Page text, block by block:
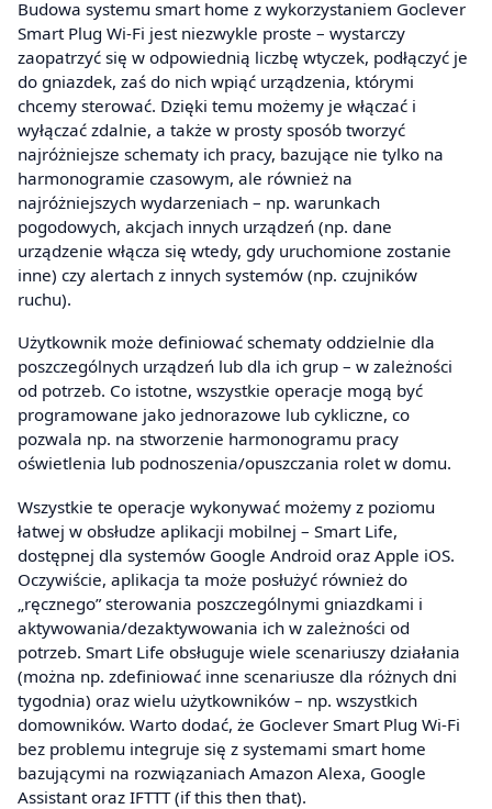
Budowa systemu smart home z wykorzystaniem Goclever
Smart Plug Wi-Fi jest niezwykle proste – wystarczy
zaopatrzyć się w odpowiednią liczbę wtyczek, podłączyć je
do gniazdek, zaś do nich wpiąć urządzenia, którymi
chcemy sterować. Dzięki temu możemy je włączać i
wyłączać zdalnie, a także w prosty sposób tworzyć
najróżniejsze schematy ich pracy, bazujące nie tylko na
harmonogramie czasowym, ale również na
najróżniejszych wydarzeniach – np. warunkach
pogodowych, akcjach innych urządzeń (np. dane
urządzenie włącza się wtedy, gdy uruchomione zostanie
inne) czy alertach z innych systemów (np. czujników
ruchu).
Użytkownik może definiować schematy oddzielnie dla
poszczególnych urządzeń lub dla ich grup – w zależności
od potrzeb. Co istotne, wszystkie operacje mogą być
programowane jako jednorazowe lub cykliczne, co
pozwala np. na stworzenie harmonogramu pracy
oświetlenia lub podnoszenia/opuszczania rolet w domu.
Wszystkie te operacje wykonywać możemy z poziomu
łatwej w obsłudze aplikacji mobilnej – Smart Life,
dostępnej dla systemów Google Android oraz Apple iOS.
Oczywiście, aplikacja ta może posłużyć również do
„ręcznego” sterowania poszczególnymi gniazdkami i
aktywowania/dezaktywowania ich w zależności od
potrzeb. Smart Life obsługuje wiele scenariuszy działania
(można np. zdefiniować inne scenariusze dla różnych dni
tygodnia) oraz wielu użytkowników – np. wszystkich
domowników. Warto dodać, że Goclever Smart Plug Wi-Fi
bez problemu integruje się z systemami smart home
bazującymi na rozwiązaniach Amazon Alexa, Google
Assistant oraz IFTTT (if this then that).